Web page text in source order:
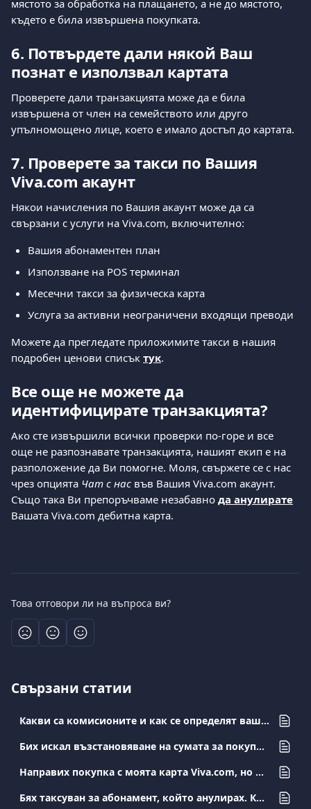
мястото за обработка на плащането, а не до мястото,
където е била извършена покупката.
6. Потвърдете дали някой Ваш
познат е използвал картата
Проверете дали транзакцията може да е била
извършена от член на семейството или друго
упълномощено лице, което е имало достъп до картата.
7. Проверете за такси по Вашия
Viva.com акаунт
Някои начисления по Вашия акаунт може да са
свързани с услуги на Viva.com, включително:
Вашия абонаментен план
Използване на POS терминал
Месечни такси за физическа карта
Услуга за активни неограничени входящи преводи
Можете да прегледате приложимите такси в нашия
подробен ценови списък тук.
Все още не можете да
идентифицирате транзакцията?
Ако сте извършили всички проверки по-горе и все
още не разпознавате транзакцията, нашият екип е на
разположение да Ви помогне. Моля, свържете се с нас
чрез опцията Чат с нас във Вашия Viva.com акаунт.
Също така Ви препоръчваме незабавно да анулирате
Вашата Viva.com дебитна карта.
Това отговори ли на въпроса ви?
Свързани статии
Какви са комисионите и как се определят вашите такси?
Бих искал възстановяване на сумата за покупка, която направих. Какво трябва да направя?
Направих покупка с моята карта Viva.com, но не получих продукта/услугата. Какво трябва да направя?
Бях таксуван за абонамент, който анулирах. Какво трябва да направя?